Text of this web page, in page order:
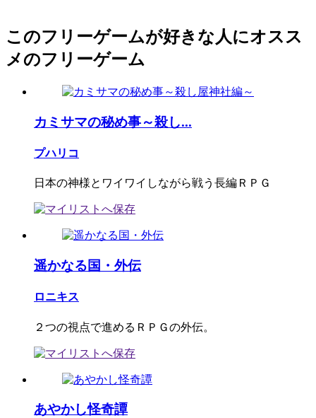
このフリーゲームが好きな人にオスス
メのフリーゲーム
カミサマの秘め事～殺し...
プハリコ
日本の神様とワイワイしながら戦う長編ＲＰＧ
遥かなる国・外伝
ロニキス
２つの視点で進めるＲＰＧの外伝。
あやかし怪奇譚